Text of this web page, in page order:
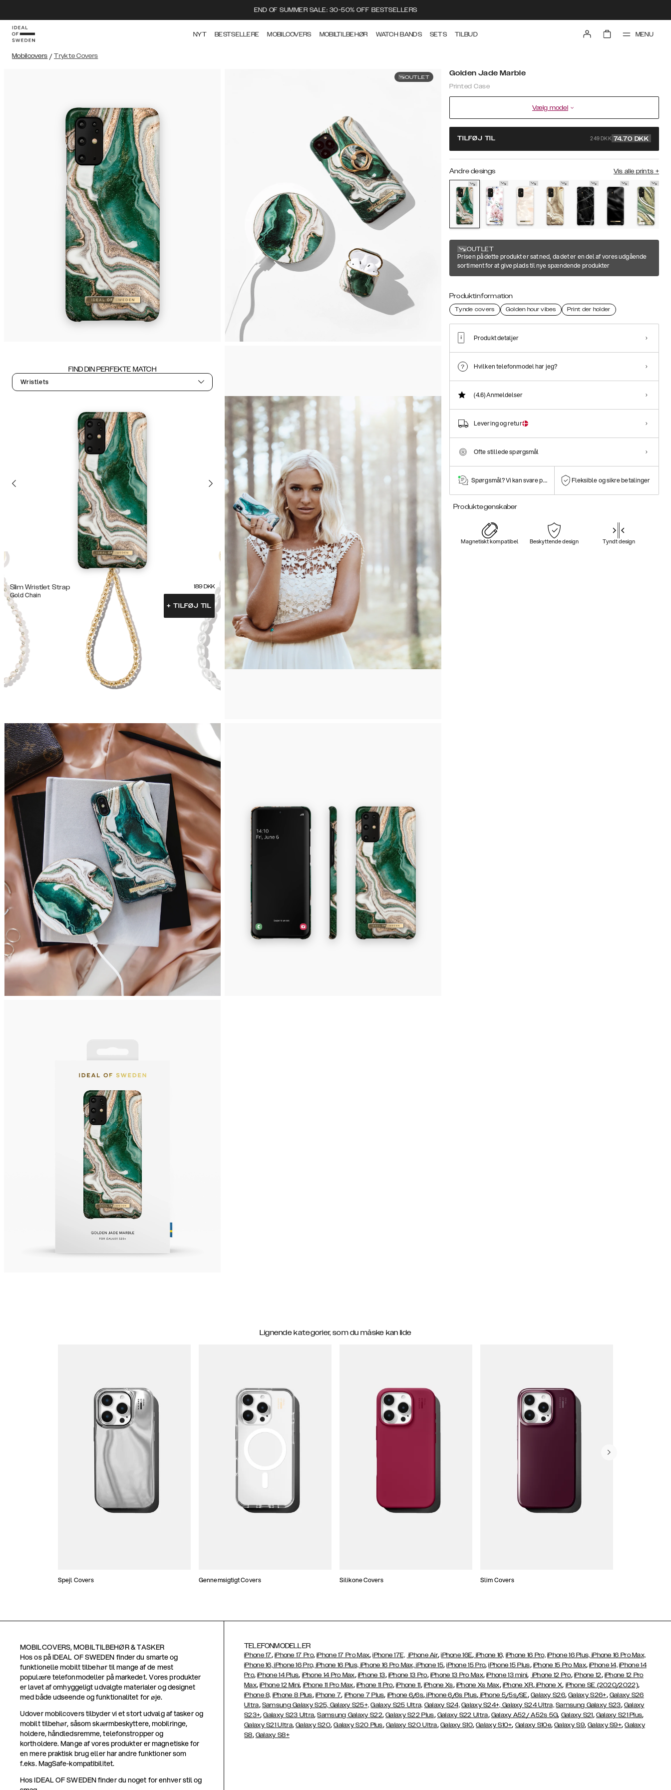
END OF SUMMER SALE: 30-50% OFF BESTSELLERS
NYT BESTSELLERE MOBILCOVERS MOBILTILBEHØR WATCH BANDS SETS TILBUD MENU
Mobilcovers / Trykte Covers
OUTLET
FIND DIN PERFEKTE MATCH
Wristlets
Slim Wristlet Strap
Gold Chain
189 DKK
+ TILFØJ TIL
Golden Jade Marble
Printed Case
Vælg model
TILFØJ TIL 249 DKK 74.70 DKK
Andre desings Vis alle prints +
OUTLET
Prisen på dette produkt er sat ned, da det er en del af vores udgående
sortiment for at give plads til nye spændende produkter
Produktinformation
Tynde covers Golden hour vibes Print der holder
Produkt detaljer
Hvilken telefonmodel har jeg?
(4.6)Anmeldelser
Levering og retur
Ofte stillede spørgsmål
Spørgsmål? Vi kan svare på dem! Fleksible og sikre betalinger
Produktegenskaber
Magnetiskt kompatibel Beskyttende design Tyndt design
Lignende kategorier, som du måske kan lide
Spejl Covers Gennemsigtigt Covers Silikone Covers Slim Covers
MOBILCOVERS, MOBILTILBEHØR & TASKER
Hos os på IDEAL OF SWEDEN finder du smarte og
funktionelle mobilt tilbehør til mange af de mest
populære telefonmodeller på markedet. Vores produkter
er lavet af omhyggeligt udvalgte materialer og designet
med både udseende og funktionalitet for øje.
Udover mobilcovers tilbyder vi et stort udvalg af tasker og
mobilt tilbehør, såsom skærmbeskyttere, mobilringe,
holdere, håndledsremme, telefonstropper og
kortholdere. Mange af vores produkter er magnetiske for
en mere praktisk brug eller har andre funktioner som
f.eks. MagSafe-kompatibilitet.
Hos IDEAL OF SWEDEN finder du noget for enhver stil og
TELEFONMODELLER
iPhone 17, iPhone 17 Pro,iPhone 17 Pro Max,iPhone 17E, iPhone Air,iPhone 16E, iPhone 16, iPhone 16 Pro, iPhone 16 Plus, iPhone 16 Pro Max,
iPhone 16, iPhone 16 Pro, iPhone 16 Plus, iPhone 16 Pro Max, iPhone 15,iPhone 15 Pro,iPhone 15 Plus, iPhone 15 Pro Max,iPhone 14, iPhone 14
Pro,iPhone 14 Plus, iPhone 14 Pro Max, iPhone 13, iPhone 13 Pro, iPhone 13 Pro Max,iPhone 13 mini, iPhone 12 Pro, iPhone 12, iPhone 12 Pro
Max,iPhone 12 Mini, iPhone 11 Pro Max, iPhone 11 Pro, iPhone 11, iPhone Xs, iPhone Xs Max, iPhone XR,iPhone X, iPhone SE (2020/2022),
iPhone 8, iPhone 8 Plus, iPhone 7, iPhone 7 Plus, iPhone 6/6s, iPhone 6/6s Plus, iPhone 5/5s/SE, Galaxy S26,Galaxy S26+, Galaxy S26
Ultra, Samsung Galaxy S25, Galaxy S25+, Galaxy S25 Ultra, Galaxy S24, Galaxy S24+, Galaxy S24 Ultra, Samsung Galaxy S23, Galaxy
S23+,Galaxy S23 Ultra,Samsung Galaxy S22,Galaxy S22 Plus, Galaxy S22 Ultra, Galaxy A52/ A52s 5G, Galaxy S21, Galaxy S21 Plus,
Galaxy S21 Ultra,Galaxy S20,Galaxy S20 Plus, Galaxy S20 Ultra, Galaxy S10,Galaxy S10+, Galaxy S10e,Galaxy S9,Galaxy S9+,Galaxy
S8, Galaxy S8+